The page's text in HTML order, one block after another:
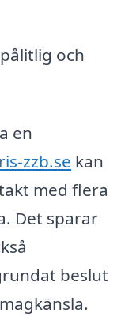
och
en
zzb.se kan
med flera
Det sparar
beslut